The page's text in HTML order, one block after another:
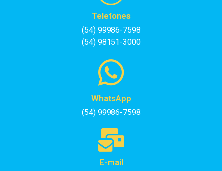
Telefones
(54) 99986-7598
(54) 98151-3000
WhatsApp
(54) 99986-7598
E-mail